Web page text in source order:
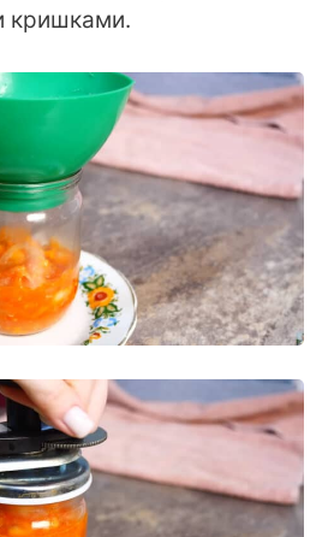
кришками.